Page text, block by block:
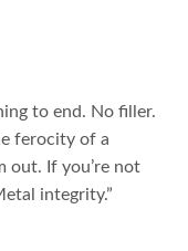
to end. No filler.
ferocity of a
out. If you’re not
integrity.”